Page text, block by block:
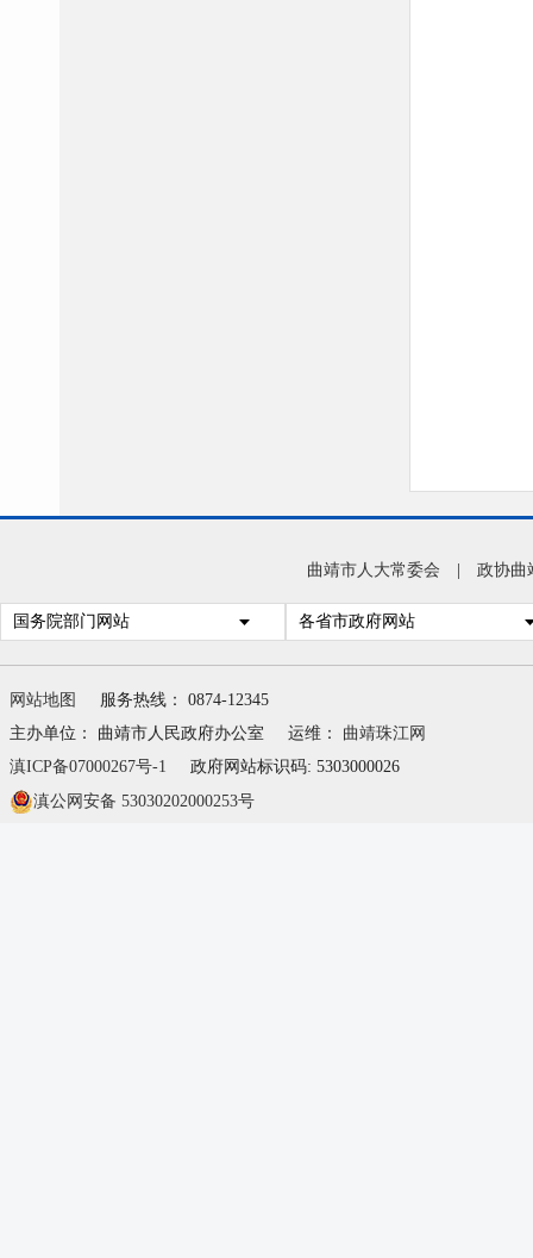
曲靖市人大常委会 政协曲
国务院部门网站 各省市政府网站
网站地图
服务热线： 0874-12345
主办单位： 曲靖市人民政府办公室
运维： 曲靖珠江网
滇ICP备07000267号-1
政府网站标识码: 5303000026
滇公网安备 53030202000253号